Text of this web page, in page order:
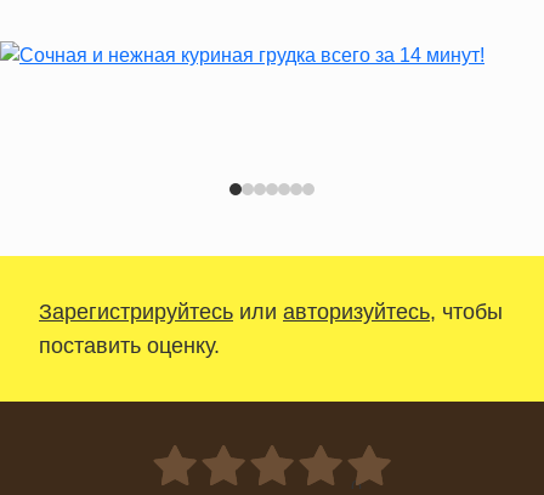
Зарегистрируйтесь или авторизуйтесь, чтобы
поставить оценку.
0